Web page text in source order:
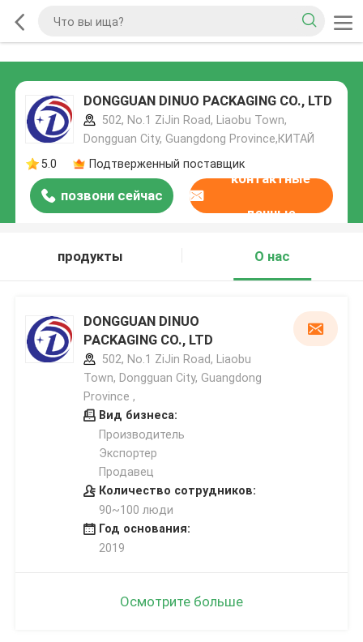
DONGGUAN DINUO PACKAGING CO., LTD
502, No.1 ZiJin Road, Liaobu Town,
Dongguan City, Guangdong Province,КИТАЙ
5.0
Подтверженный поставщик
позвони сейчас
контактные
данные
продукты О нас
DONGGUAN DINUO
PACKAGING CO., LTD
502, No.1 ZiJin Road, Liaobu
Town, Dongguan City, Guangdong
Province ,
Вид бизнеса:
Производитель
Экспортер
Продавец
Количество сотрудников:
90~100 люди
Год основания:
2019
Осмотрите больше